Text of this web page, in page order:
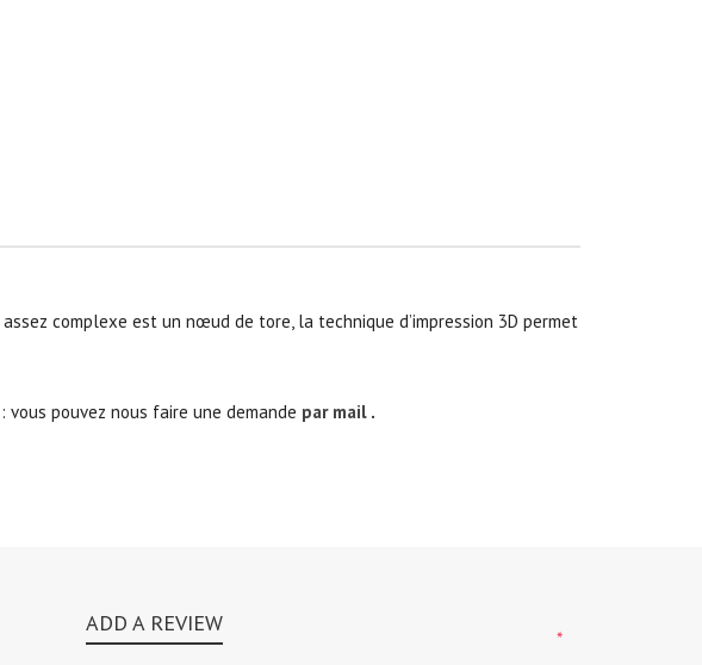
complexe est un nœud de tore, la technique d’impression 3D permet
pouvez nous faire une demande par mail .
ADD A REVIEW
*